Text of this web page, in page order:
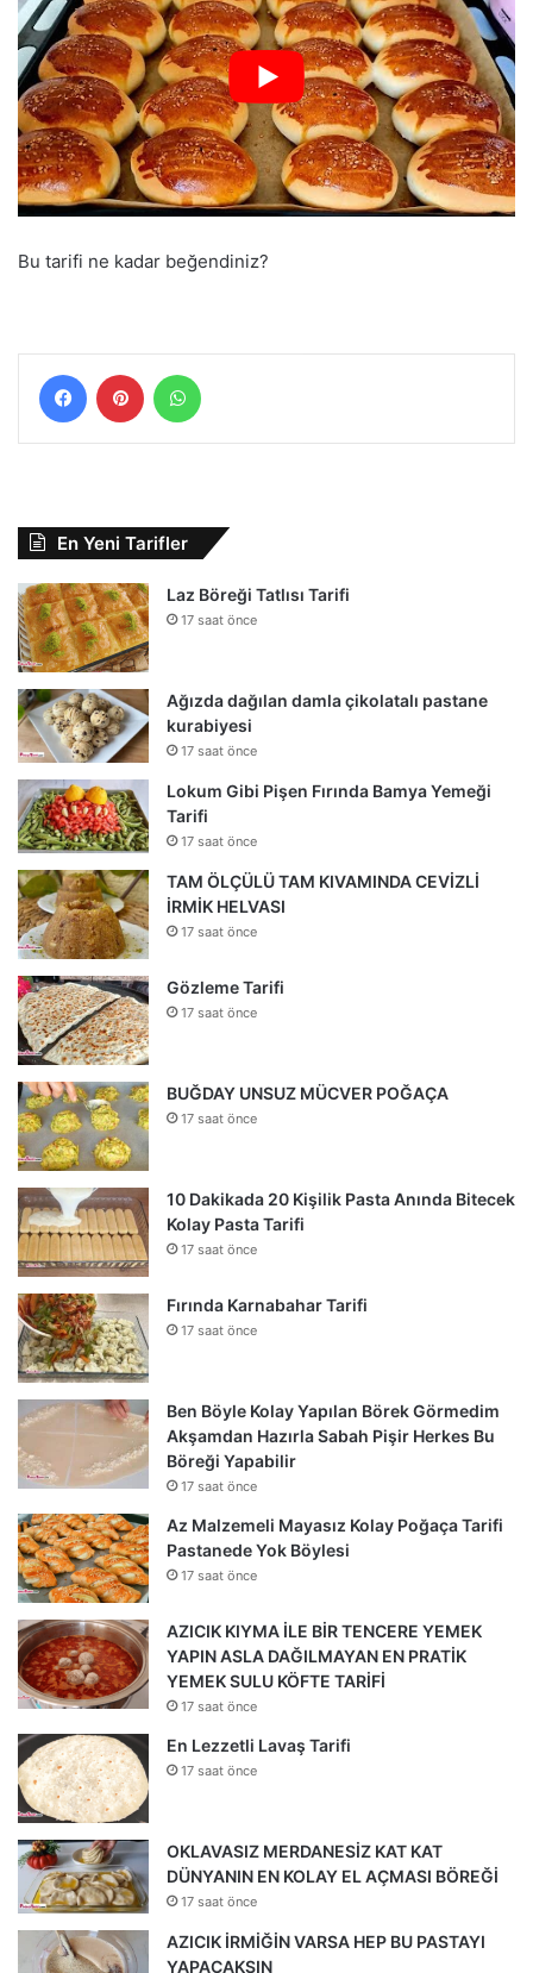
Bu tarifi ne kadar beğendiniz?
FacebookPinterest
En Yeni Tarifler
Laz Böreği Tatlısı Tarifi
17 saat önce
Ağızda dağılan damla çikolatalı pastane
kurabiyesi
17 saat önce
Lokum Gibi Pişen Fırında Bamya Yemeği
Tarifi
17 saat önce
TAM ÖLÇÜLÜ TAM KIVAMINDA CEVİZLİ
İRMİK HELVASI
17 saat önce
Gözleme Tarifi
17 saat önce
BUĞDAY UNSUZ MÜCVER POĞAÇA
17 saat önce
10 Dakikada 20 Kişilik Pasta Anında Bitecek
Kolay Pasta Tarifi
17 saat önce
Fırında Karnabahar Tarifi
17 saat önce
Ben Böyle Kolay Yapılan Börek Görmedim
Akşamdan Hazırla Sabah Pişir Herkes Bu
Böreği Yapabilir
17 saat önce
Az Malzemeli Mayasız Kolay Poğaça Tarifi
Pastanede Yok Böylesi
17 saat önce
AZICIK KIYMA İLE BİR TENCERE YEMEK
YAPIN ASLA DAĞILMAYAN EN PRATİK
YEMEK SULU KÖFTE TARİFİ
17 saat önce
En Lezzetli Lavaş Tarifi
17 saat önce
OKLAVASIZ MERDANESİZ KAT KAT
DÜNYANIN EN KOLAY EL AÇMASI BÖREĞİ
17 saat önce
AZICIK İRMİĞİN VARSA HEP BU PASTAYI
YAPACAKSIN